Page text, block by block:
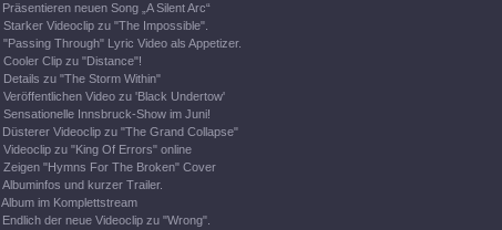
Präsentieren neuen Song „A Silent Arc“
Starker Videoclip zu "The Impossible".
"Passing Through" Lyric Video als Appetizer.
Cooler Clip zu "Distance"!
Details zu "The Storm Within"
Veröffentlichen Video zu 'Black Undertow'
Sensationelle Innsbruck-Show im Juni!
Düsterer Videoclip zu "The Grand Collapse"
Videoclip zu "King Of Errors" online
Zeigen "Hymns For The Broken" Cover
Albuminfos und kurzer Trailer.
Album im Komplettstream
Endlich der neue Videoclip zu "Wrong".